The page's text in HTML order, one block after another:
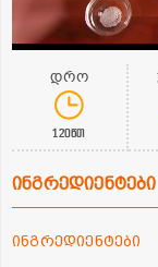
დრო
120წთ
ინგრედიენტები
ინგრედიენტები